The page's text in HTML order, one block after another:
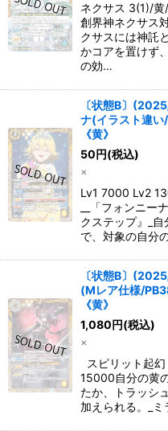
ネクサス 3(1)/
創界神ネクサス
クサスには神託
かコアを置けず
の効…
〔状態B〕
ナ(イラスト違
《黄》
50円(税込)
×
Lv1 7000 Lv2
__「フォンニー
クステップ』_自
で、対象の自分
〔状態B〕
(Mレア仕様/
《黄》
1,080円(税込)
×
スピリット起
15000自分の黄
たか、トラッシ
加えられる。_